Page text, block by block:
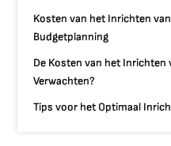
Kosten van het Inrichten
Budgetplanning
De Kosten van het Inrichten
Verwachten?
Tips voor het Optimaal